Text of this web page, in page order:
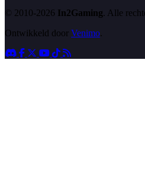
© 2010-2026 In2Gaming. Alle
Ontwikkeld door Venimo.